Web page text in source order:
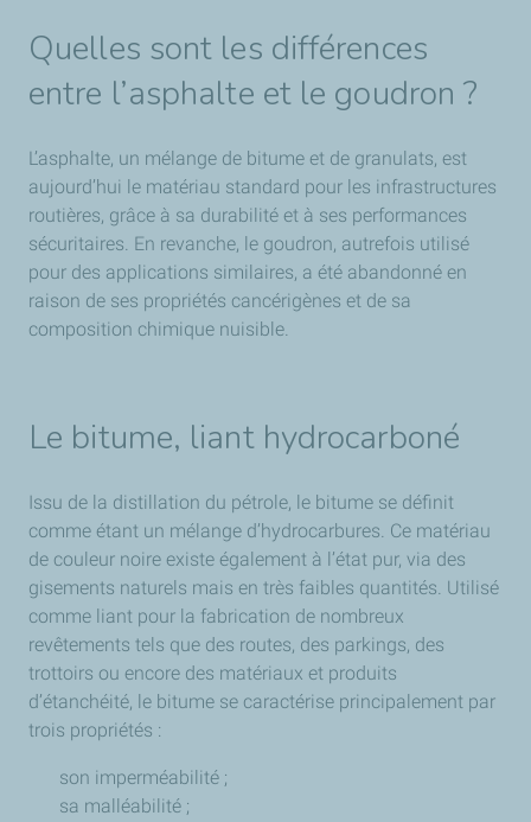
Quelles sont les différences
entre l’asphalte et le goudron ?
L’asphalte, un mélange de bitume et de granulats, est
aujourd’hui le matériau standard pour les infrastructures
routières, grâce à sa durabilité et à ses performances
sécuritaires. En revanche, le goudron, autrefois utilisé
pour des applications similaires, a été abandonné en
raison de ses propriétés cancérigènes et de sa
composition chimique nuisible.
Le bitume, liant hydrocarboné
Issu de la distillation du pétrole, le bitume se définit
comme étant un mélange d’hydrocarbures. Ce matériau
de couleur noire existe également à l’état pur, via des
gisements naturels mais en très faibles quantités. Utilisé
comme liant pour la fabrication de nombreux
revêtements tels que des routes, des parkings, des
trottoirs ou encore des matériaux et produits
d’étanchéité, le bitume se caractérise principalement par
trois propriétés :
son imperméabilité ;
sa malléabilité ;